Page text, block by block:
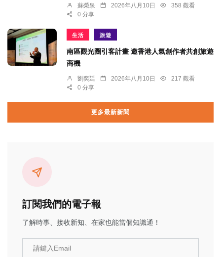
蘇榮泉 2026年八月10日
358 觀看
0 分享
生活 旅遊
南區觀光圈引客計畫 邀香港人氣創作者共創旅遊
商機
劉奕廷 2026年八月10日
217 觀看
0 分享
更多最新新聞
訂閱我們的電子報
了解時事、接收新知、在家也能當個知識通！
請鍵入Email